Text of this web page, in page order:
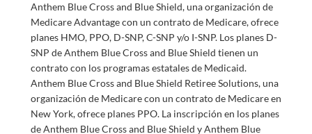
Anthem Blue Cross and Blue Shield, una organización de
Medicare Advantage con un contrato de Medicare, ofrece
planes HMO, PPO, D-SNP, C-SNP y/o I-SNP. Los planes D-
SNP de Anthem Blue Cross and Blue Shield tienen un
contrato con los programas estatales de Medicaid.
Anthem Blue Cross and Blue Shield Retiree Solutions, una
organización de Medicare con un contrato de Medicare en
New York, ofrece planes PPO. La inscripción en los planes
de Anthem Blue Cross and Blue Shield y Anthem Blue